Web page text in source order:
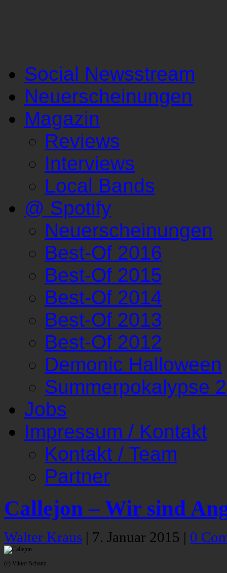
Social Newsstream
Neuerscheinungen
Magazin
Reviews
Interviews
Local Bands
@ Spotify
Neuerscheinungen
Best-Of 2016
Best-Of 2015
Best-Of 2014
Best-Of 2013
Best-Of 2012
Demonic Halloween
Summerpokalypse
Jobs
Impressum / Kontakt
Kontakt / Team
Partner
Callejon – Wir sind
Walter Kraus | 7. Januar 2015 | 0
(c) Viktor Schanz